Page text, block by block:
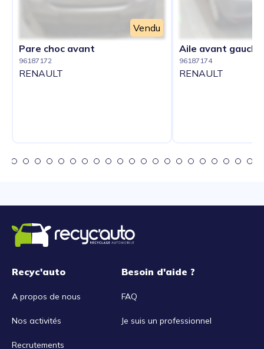
Vendu
Pare choc avant
96187172
RENAULT
Aile avant gauche
96187174
RENAULT
Recyc'auto
A propos de nous
Nos activités
Recrutements
Besoin d'aide ?
FAQ
Je suis un professionnel